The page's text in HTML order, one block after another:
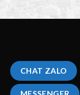
CHAT ZALO